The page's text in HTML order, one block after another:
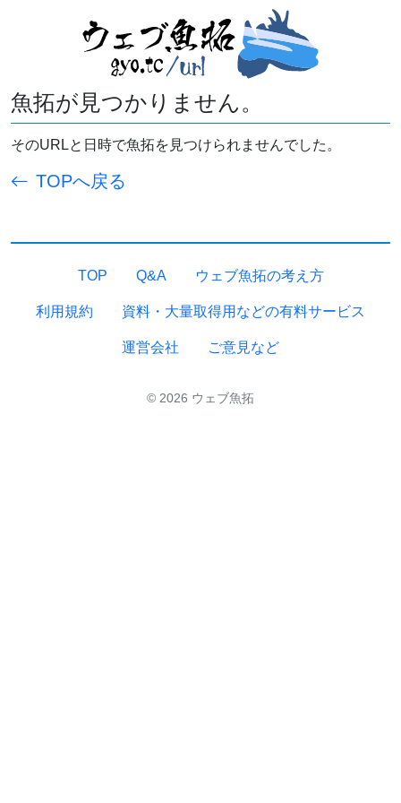
魚拓が見つかりません。
そのURLと日時で魚拓を見つけられませんでした。
TOPへ戻る
TOP Q&A ウェブ魚拓の考え方
利用規約 資料・大量取得用などの有料サービス
運営会社 ご意見など
© 2026 ウェブ魚拓